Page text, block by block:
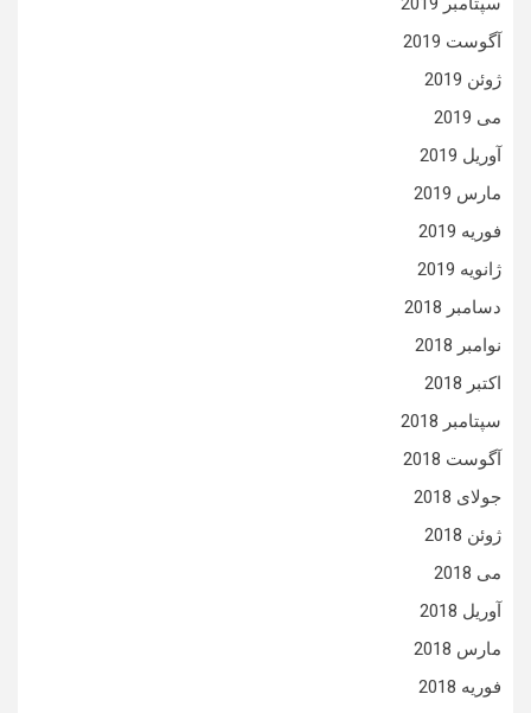
آگوست 2019
ژوئن 2019
می 2019
آوریل 2019
مارس 2019
فوریه 2019
ژانویه 2019
دسامبر 2018
نوامبر 2018
اکتبر 2018
سپتامبر 2018
آگوست 2018
جولای 2018
ژوئن 2018
می 2018
آوریل 2018
مارس 2018
فوریه 2018